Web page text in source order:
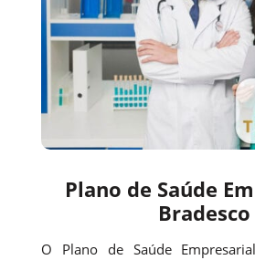
Plano de Saúde
Bradesco
O Plano de Saúde